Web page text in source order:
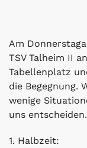
Am
TSV Talheim II
Tabellenplatz
die Begegnung.
wenige
uns entscheiden.
1. Halbzeit: